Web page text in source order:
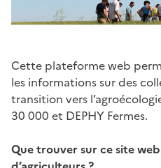
Cette plateforme web
les informations sur des
transition vers
30 000 et DEPHY Fermes.
Que trouver sur ce site